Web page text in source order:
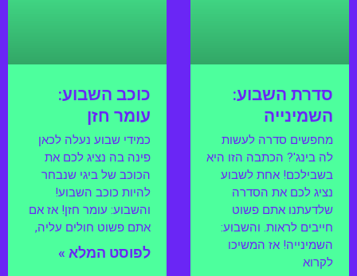
סדרת השבוע:
השמינייה
מחפשים סדרה לעשות
לה בינג'? הכתבה הזו היא
בשבילכם! אחת לשבוע
נציג לכם את הסדרה
שלדעתנו אתם פשוט
חייבים לראות. והשבוע:
השמינייה! אז המשיכו
לקרוא
כוכב השבוע:
עומר חזן
כמידי שבוע נעלה לכאן
פינה בה נציג לכם את
הכוכב של ביגי שנבחר
להיות כוכב השבוע!
והשבוע: עומר חזן! אז אם
אתם פשוט חולים עליה,
לפוסט המלא »